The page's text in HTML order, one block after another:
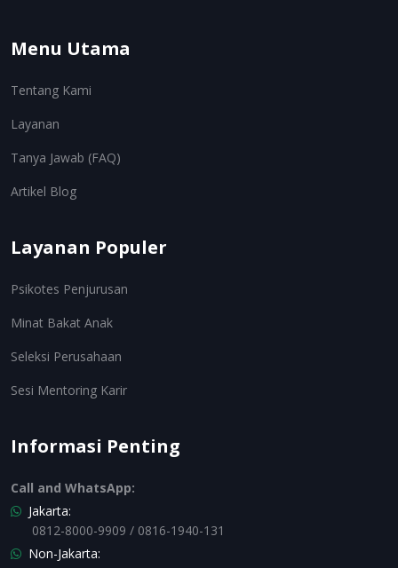
Menu Utama
Tentang Kami
Layanan
Tanya Jawab (FAQ)
Artikel Blog
Layanan Populer
Psikotes Penjurusan
Minat Bakat Anak
Seleksi Perusahaan
Sesi Mentoring Karir
Informasi Penting
Call and WhatsApp:
Jakarta:
0812-8000-9909 / 0816-1940-131
Non-Jakarta: